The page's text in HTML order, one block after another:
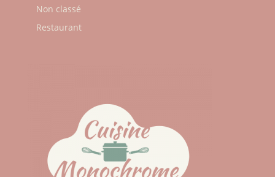
Non classé
Restaurant